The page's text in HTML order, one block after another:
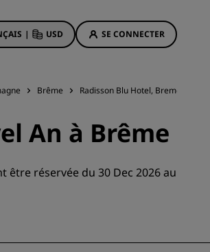
| USD SE CONNECTER
Découvrez nos offres
instants
Brême Radisson Blu Hotel, Bremen
An à Brême
être réservée du 30 Dec 2026 au